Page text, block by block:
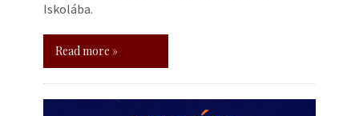
Iskolába.
Read more »